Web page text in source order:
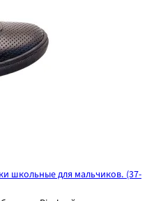
школьные для мальчиков. (37-